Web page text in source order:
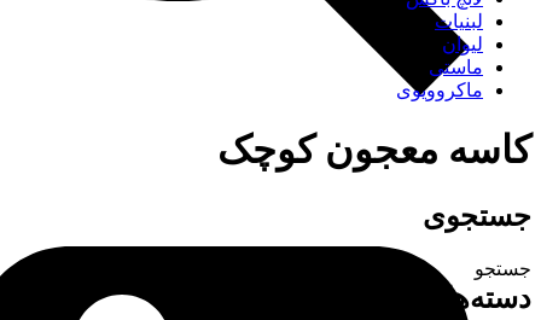
لبنیات
لیوان
ماستی
ماکروویوی
کاسه معجون کوچک
جستجوی
جستجو
دسته‌های محصولات